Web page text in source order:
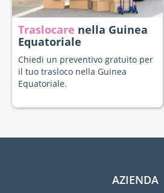
Traslocare nella Guinea
Equatoriale
Chiedi un preventivo gratuito per
il tuo trasloco nella Guinea
Equatoriale.
AZIENDA